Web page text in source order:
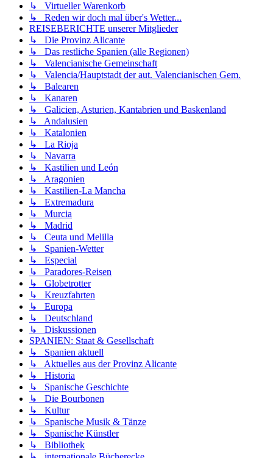
↳ Virtueller Warenkorb
↳ Reden wir doch mal über's Wetter...
REISEBERICHTE unserer Mitglieder
↳ Die Provinz Alicante
↳ Das restliche Spanien (alle Regionen)
↳ Valencianische Gemeinschaft
↳ Valencia/Hauptstadt der aut. Valencianischen Gem.
↳ Balearen
↳ Kanaren
↳ Galicien, Asturien, Kantabrien und Baskenland
↳ Andalusien
↳ Katalonien
↳ La Rioja
↳ Navarra
↳ Kastilien und León
↳ Aragonien
↳ Kastilien-La Mancha
↳ Extremadura
↳ Murcia
↳ Madrid
↳ Ceuta und Melilla
↳ Spanien-Wetter
↳ Especial
↳ Paradores-Reisen
↳ Globetrotter
↳ Kreuzfahrten
↳ Europa
↳ Deutschland
↳ Diskussionen
SPANIEN: Staat & Gesellschaft
↳ Spanien aktuell
↳ Aktuelles aus der Provinz Alicante
↳ Historia
↳ Spanische Geschichte
↳ Die Bourbonen
↳ Kultur
↳ Spanische Musik & Tänze
↳ Spanische Künstler
↳ Bibliothek